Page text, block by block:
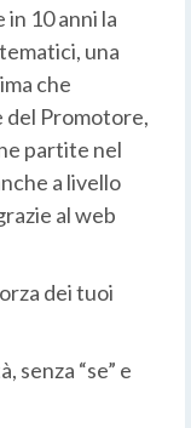
in 10 anni la
una
che
del Promotore,
partite nel
a livello
al web
dei tuoi
senza “se” e